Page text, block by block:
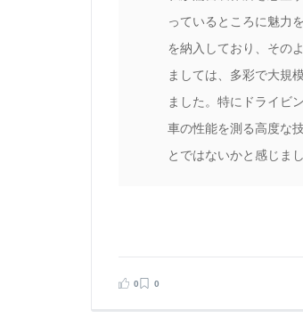
っているところに魅力
を納入しており、その
ましては、多彩で大規
ました。特にドライビ
車の性能を測る高度な
とではないかと感じまし
0 0